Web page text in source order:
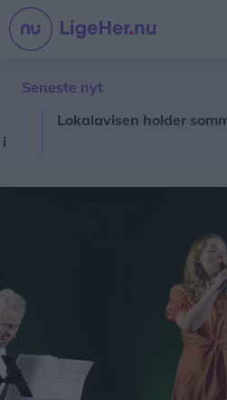
Seneste nyt
Lokalavisen holder